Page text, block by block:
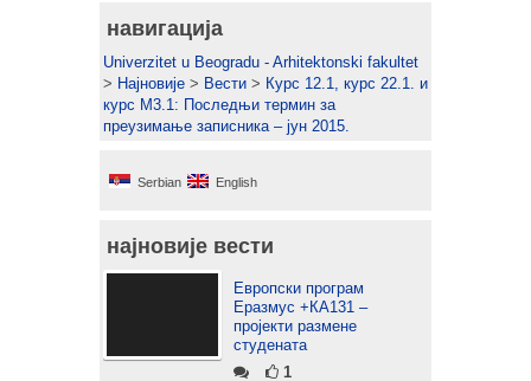
навигација
Univerzitet u Beogradu - Arhitektonski fakultet
> Најновије > Вести > Курс 12.1, курс 22.1. и
курс М3.1: Последњи термин за
преузимање записника – јун 2015.
Serbian English
најновије вести
Европски програм
Еразмус +КА131 –
пројекти размене
студената
1